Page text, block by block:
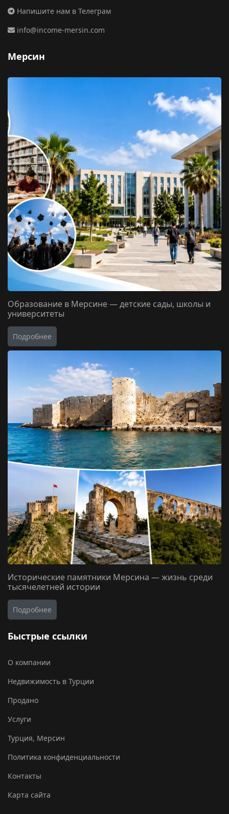
Напишите нам в Телеграм
info@income-mersin.com
Мерсин
Образование в Мерсине — детские сады, школы и
университеты
Подробнее
Исторические памятники Мерсина — жизнь среди
тысячелетней истории
Подробнее
Быстрые ссылки
О компании
Недвижимость в Турции
Продано
Услуги
Турция, Мерсин
Политика конфиденциальности
Контакты
Карта сайта